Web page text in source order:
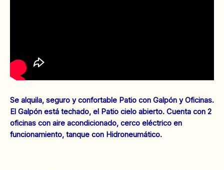
Se alquila, seguro y confortable Patio con Galpón y Oficinas.
El Galpón está techado, el Patio cielo abierto. Cuenta con 2
oficinas con aire acondicionado, cerco eléctrico en
funcionamiento, tanque con Hidroneumático.